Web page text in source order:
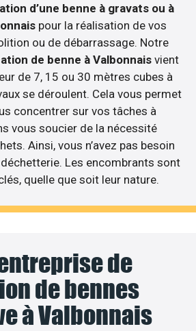
d’une benne à gravats ou à
pour la réalisation de vos
ou de débarrassage. Notre
de benne à Valbonnais vient
de 7, 15 ou 30 mètres cubes à
se déroulent. Cela vous permet
concentrer sur vos tâches à
vous soucier de la nécessité
Ainsi, vous n’avez pas besoin
Les encombrants sont
quelle que soit leur nature.
de
de bennes
à Valbonnais